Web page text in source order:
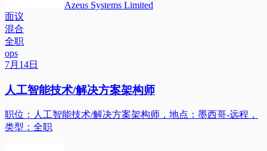
Azeus Systems Limited
面议
混合
全职
ops
7月14日
人工智能技术/解决方案架构师
职位：人工智能技术/解决方案架构师，地点：墨西哥-远程，
类型：全职